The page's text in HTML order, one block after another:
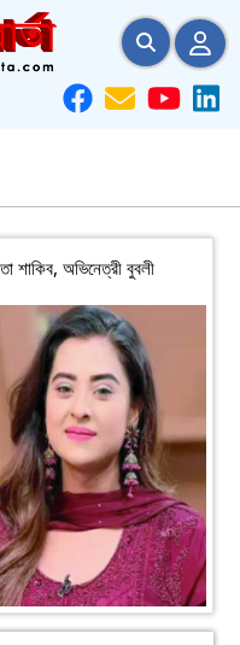
শাকিব, অভিনেত্রী বুবলী